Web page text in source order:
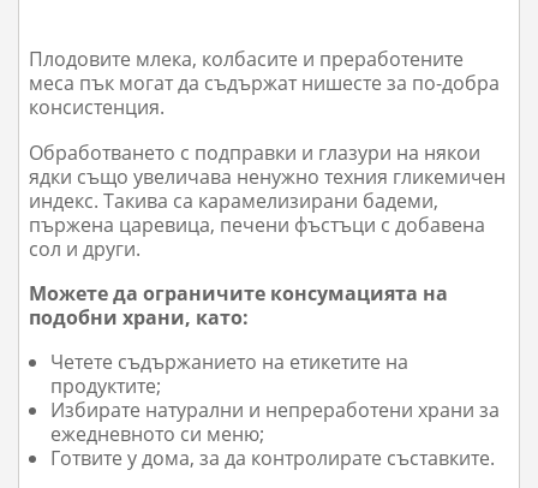
Плодовите млека, колбасите и преработените
меса пък могат да съдържат нишесте за по-добра
консистенция.
Обработването с подправки и глазури на някои
ядки също увеличава ненужно техния гликемичен
индекс. Такива са карамелизирани бадеми,
пържена царевица, печени фъстъци с добавена
сол и други.
Можете да ограничите консумацията на
подобни храни, като:
Четете съдържанието на етикетите на
продуктите;
Избирате натурални и непреработени храни за
ежедневното си меню;
Готвите у дома, за да контролирате съставките.